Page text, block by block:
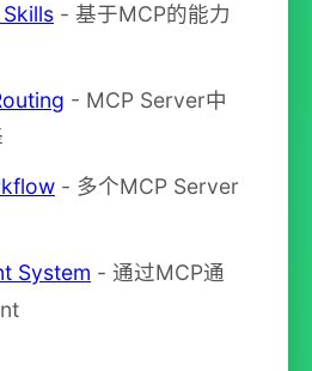
- 基于MCP的能力
- MCP Server中
- 多个MCP Server
System - 通过MCP通